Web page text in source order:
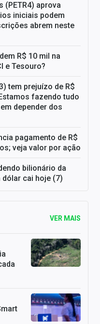
(PETR4) aprova
iniciais podem
abrem neste
R$ 10 mil na
e Tesouro?
tem prejuízo de R$
fazendo tudo
depender dos
pagamento de R$
veja valor por ação
bilionário da
dólar cai hoje (7)
VER MAIS